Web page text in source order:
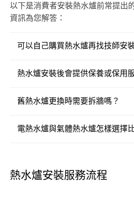
以下是消費者安裝熱水爐前常提出
資訊為您解答：
可以自己購買熱水爐再找技師安
熱水爐安裝後會提供保養或保用
舊熱水爐更換時需要拆牆嗎？
電熱水爐與氣體熱水爐怎樣選擇
熱水爐安裝服務流程